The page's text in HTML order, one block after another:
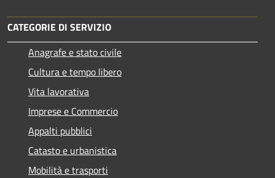
CATEGORIE DI SERVIZIO
Anagrafe e stato civile
Cultura e tempo libero
Vita lavorativa
Imprese e Commercio
Appalti pubblici
Catasto e urbanistica
Mobilità e trasporti